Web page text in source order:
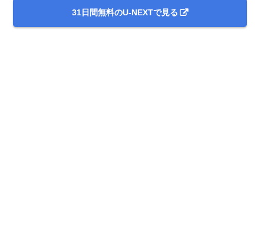
31日間無料のU-NEXTで見る